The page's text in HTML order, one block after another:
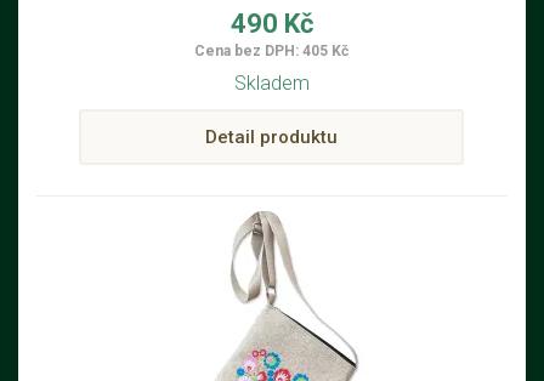
vlny bez dekorací a nastavitelným popruhem
přes rameno vhodná pro věci denní potřeby.
490 Kč
Cena bez DPH: 405 Kč
Skladem
Detail produktu